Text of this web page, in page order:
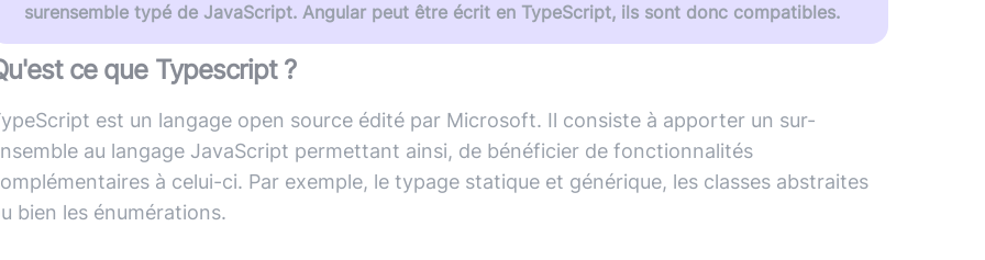
surensemble typé de JavaScript. Angular peut être écrit en TypeScript, ils sont donc compatibles.
ce que Typescript?
est un langage open source édité par Microsoft. Il consiste à apporter un sur-
au langage JavaScript permettant ainsi, de bénéficier de fonctionnalités
à celui-ci. Par exemple, le typage statique et générique, les classes abstraites
bien les énumérations.